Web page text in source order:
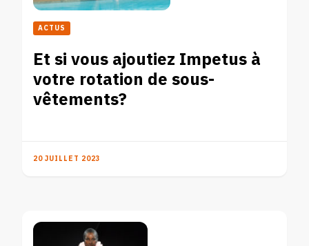
ACTUS
Et si vous ajoutiez Impetus à
votre rotation de sous-
vêtements?
20 JUILLET 2023